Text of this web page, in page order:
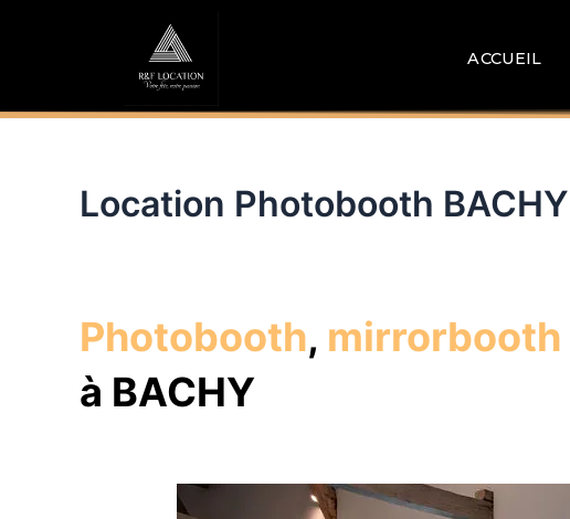
ACCUEIL
Location Photobooth BACHY
Photobooth, mirrorbooth
à BACHY